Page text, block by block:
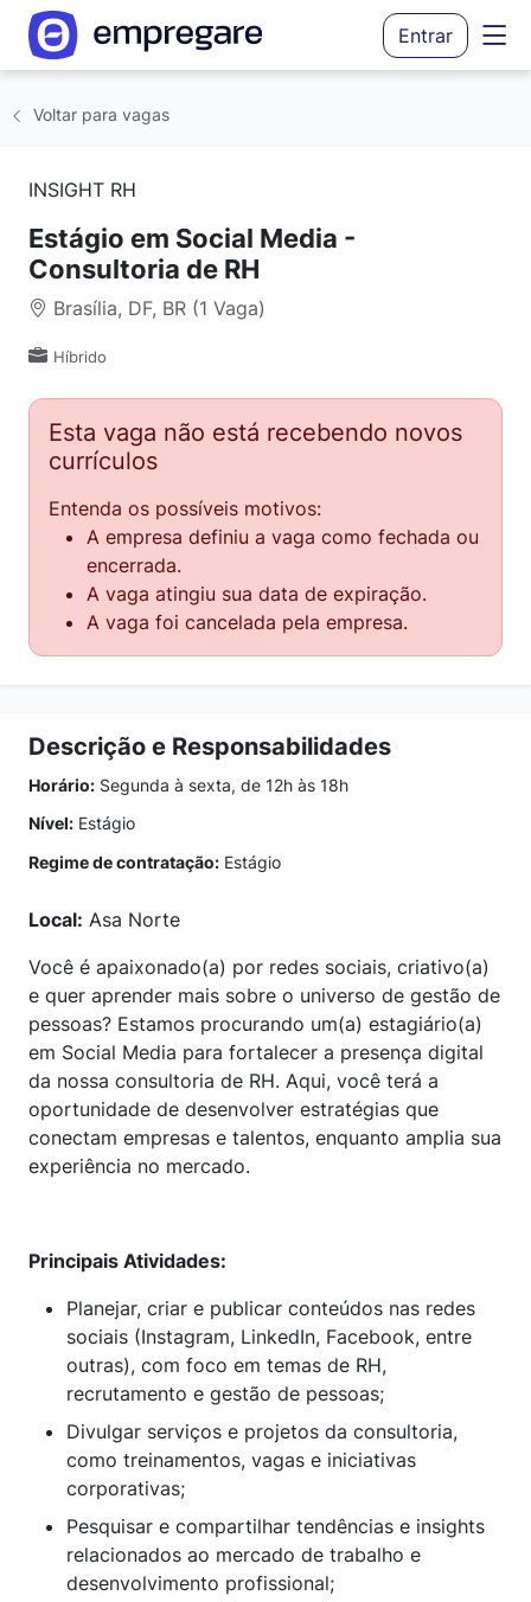
Entrar
Voltar para vagas
INSIGHT RH
Estágio em Social Media -
Consultoria de RH
Brasília, DF, BR (1 Vaga)
Híbrido
Esta vaga não está recebendo novos
currículos
Entenda os possíveis motivos:
A empresa definiu a vaga como fechada ou
encerrada.
A vaga atingiu sua data de expiração.
A vaga foi cancelada pela empresa.
Descrição e Responsabilidades
Horário: Segunda à sexta, de 12h às 18h
Nível: Estágio
Regime de contratação: Estágio
Local: Asa Norte
Você é apaixonado(a) por redes sociais, criativo(a)
e quer aprender mais sobre o universo de gestão de
pessoas? Estamos procurando um(a) estagiário(a)
em Social Media para fortalecer a presença digital
da nossa consultoria de RH. Aqui, você terá a
oportunidade de desenvolver estratégias que
conectam empresas e talentos, enquanto amplia sua
experiência no mercado.
Principais Atividades:
Planejar, criar e publicar conteúdos nas redes
sociais (Instagram, LinkedIn, Facebook, entre
outras), com foco em temas de RH,
recrutamento e gestão de pessoas;
Divulgar serviços e projetos da consultoria,
como treinamentos, vagas e iniciativas
corporativas;
Pesquisar e compartilhar tendências e insights
relacionados ao mercado de trabalho e
desenvolvimento profissional;